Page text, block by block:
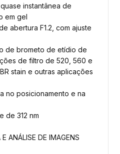
instantânea de
em gel
abertura F1.2, com ajuste
de brometo de etídio de
de filtro de 520, 560 e
stain e outras aplicações
no posicionamento e na
de 312 nm
ANÁLISE DE IMAGENS